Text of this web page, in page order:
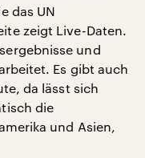
das UN
zeigt Live-Daten.
und
Es gibt auch
da lässt sich
die
und Asien,